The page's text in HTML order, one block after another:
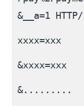
&__a=1
xxxx=xxx
&xxxx=xxx
&.........